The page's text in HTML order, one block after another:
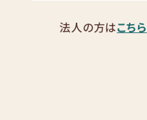
法人の方はこちら